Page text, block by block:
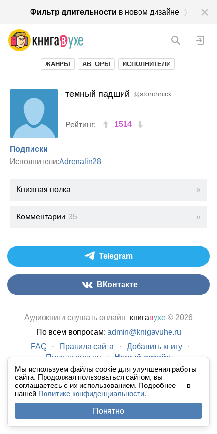
Мы используем файлы cookie для улучшения работы
сайта. Продолжая пользоваться сайтом, вы
соглашаетесь с их использованием. Подробнее — в
нашей Политике конфиденциальности.
Понятно
Фильтр длительности в новом дизайне
ЖАНРЫ АВТОРЫ ИСПОЛНИТЕЛИ
темный падший @storonnick
Рейтинг: 1514
Подписки
Исполнители:Adrenalin28
Книжная полка
Комментарии 35
Telegram
ВКонтакте
Аудиокниги слушать онлайн книгавухе © 2026
По всем вопросам: admin@knigavuhe.ru
FAQ
· Правила сайта · Добавить книгу
·
Полная версия
· Новый дизайн